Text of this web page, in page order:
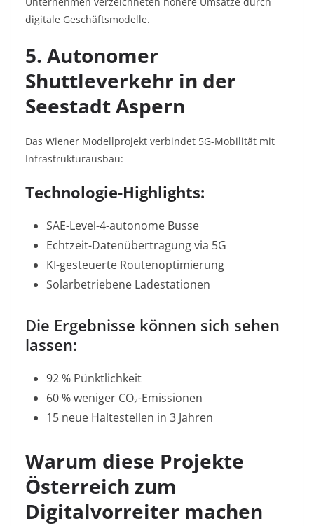
digitale Geschäftsmodelle.
5. Autonomer
Shuttleverkehr in der
Seestadt Aspern
Das Wiener Modellprojekt verbindet 5G-Mobilität mit
Infrastrukturausbau:
Technologie-Highlights:
SAE-Level-4-autonome Busse
Echtzeit-Datenübertragung via 5G
KI-gesteuerte Routenoptimierung
Solarbetriebene Ladestationen
Die Ergebnisse können sich sehen
lassen:
92 % Pünktlichkeit
60 % weniger CO₂-Emissionen
15 neue Haltestellen in 3 Jahren
Warum diese Projekte
Österreich zum
Digitalvorreiter machen